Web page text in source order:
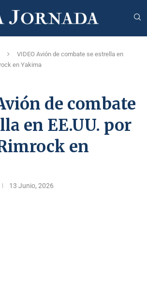
VIDEO Avión de combate se estrella en
en Yakima
de combate
en EE.UU. por
en
13 Junio, 2026